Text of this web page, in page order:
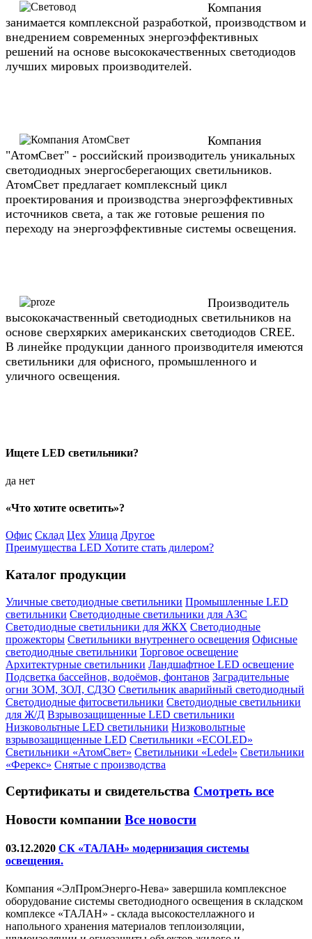
Компания
занимается комплексной разработкой, производством и
внедрением современных энергоэффективных
решений на основе высококачественных светодиодов
лучших мировых производителей.
Компания
"АтомСвет" - российский производитель уникальных
светодиодных энергосберегающих светильников.
АтомСвет предлагает комплексный цикл
проектирования и производства энергоэффективных
источников света, а так же готовые решения по
переходу на энергоэффективные системы освещения.
Производитель
высококачаственный светодиодных светильников на
основе сверхярких американских светодиодов CREE.
В линейке продукции данного производителя имеются
светильники для офисного, промышленного и
уличного освещения.
Ищете LED светильники?
да нет
«Что хотите осветить»?
Офис Склад Цех Улица Другое
Преимущества LED Хотите стать дилером?
Каталог продукции
Уличные светодиодные светильники Промышленные LED
светильники Светодиодные светильники для АЗС
Светодиодные светильники для ЖКХ Светодиодные
прожекторы Светильники внутреннего освещения Офисные
светодиодные светильники Торговое освещение
Архитектурные светильники Ландшафтное LED освещение
Подсветка бассейнов, водоёмов, фонтанов Заградительные
огни ЗОМ, ЗОЛ, СДЗО Светильник аварийный светодиодный
Светодиодные фитосветильники Светодиодные светильники
для Ж/Д Взрывозащищенные LED светильники
Низковольтные LED светильники Низковольтные
взрывозащищенные LED Светильники «ECOLED»
Светильники «АтомСвет» Светильники «Ledel» Светильники
«Ферекс» Снятые с производства
Сертификаты и свидетельства Смотреть все
Новости компании Все новости
03.12.2020 СК «ТАЛАН» модернизация системы
освещения.
Компания «ЭлПромЭнерго-Нева» завершила комплексное
оборудование системы светодиодного освещения в складском
комплексе «ТАЛАН» - склада высокостеллажного и
напольного хранения материалов теплоизоляции,